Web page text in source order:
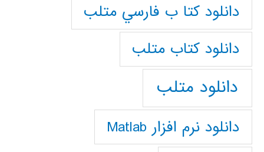
دانلود كتا ب فارسي متلب
دانلود كتاب متلب
دانلود متلب
دانلود نرم افزار Matlab